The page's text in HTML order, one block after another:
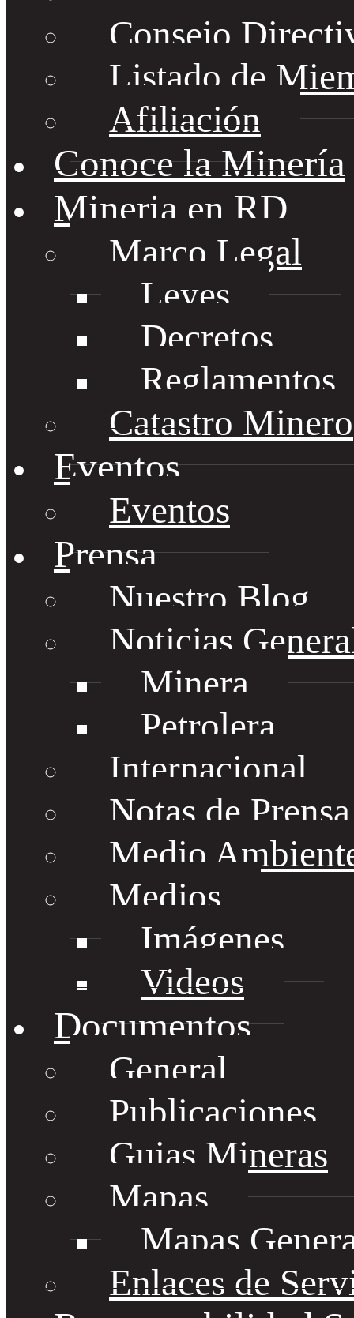
Consejo
Listado de
Afiliación
Conoce la Minería
Mineria en RD
Marco Legal
Leyes
Decretos
Reglamentos
Catastro Minero
Eventos
Eventos
Prensa
Nuestro Blog
Noticias
Minera
Petrolera
Internacional
Notas de
Medio
Medios
Imágenes
Videos
Documentos
General
Publicaciones
Guias Mineras
Mapas
Mapas
Enlaces de